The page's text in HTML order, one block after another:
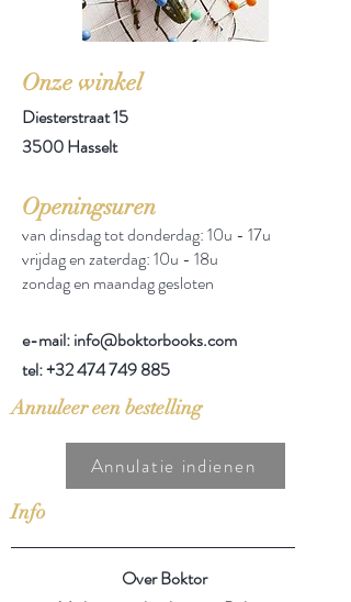
Onze winkel
Diesterstraat 15
3500 Hasselt
Openingsuren
van dinsdag tot donderdag: 10u - 17u
vrijdag en zaterdag: 10u - 18u
zondag en maandag gesloten
e-mail: info@boktorbooks.com
tel:+32 474 749 885
Annuleer een bestelling
Annulatie indienen
Info
Over Boktor